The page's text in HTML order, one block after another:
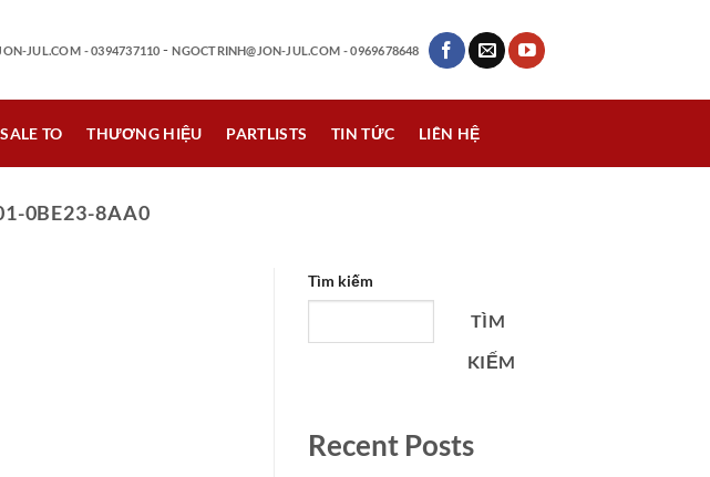
JUL.COM - 0394737110 -NGOCTRINH@JON-JUL.COM - 0969678648
TO THƯƠNG HIỆU PARTLISTS TIN TỨC LIÊN HỆ
0BE23-8AA0
Tìm kiếm
TÌM
KIẾM
Recent Posts